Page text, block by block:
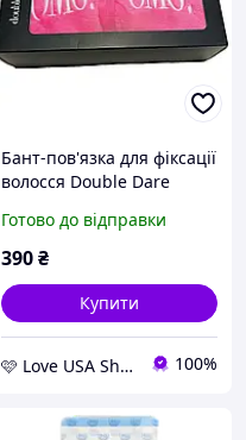
Бант-пов'язка для фіксації
волосся Double Dare
Pink
Готово до відправки
390₴
Купити
🩷 Love USA Shop 🩷 100%